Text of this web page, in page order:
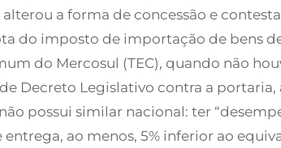
a forma de concessão e
do imposto de importação de bens
do Mercosul (TEC), quando não
Decreto Legislativo contra a
possui similar nacional: ter
ao menos, 5% inferior ao